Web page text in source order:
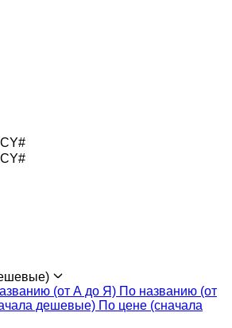
(от А до Я) По названию (от
дешевые) По цене (сначала